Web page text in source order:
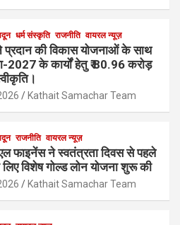
धर्म संस्कृति राजनीति वायरल न्यूज़
प्रदान की विकास योजनाओं के साथ
2027 के कार्यों हेतु ₹ 80.96 करोड़
Kathait Samachar Team
राजनीति वायरल न्यूज़
फाइनेंस ने स्वतंत्रता दिवस से पहले
विशेष गोल्ड लोन योजना शुरू की
Kathait Samachar Team